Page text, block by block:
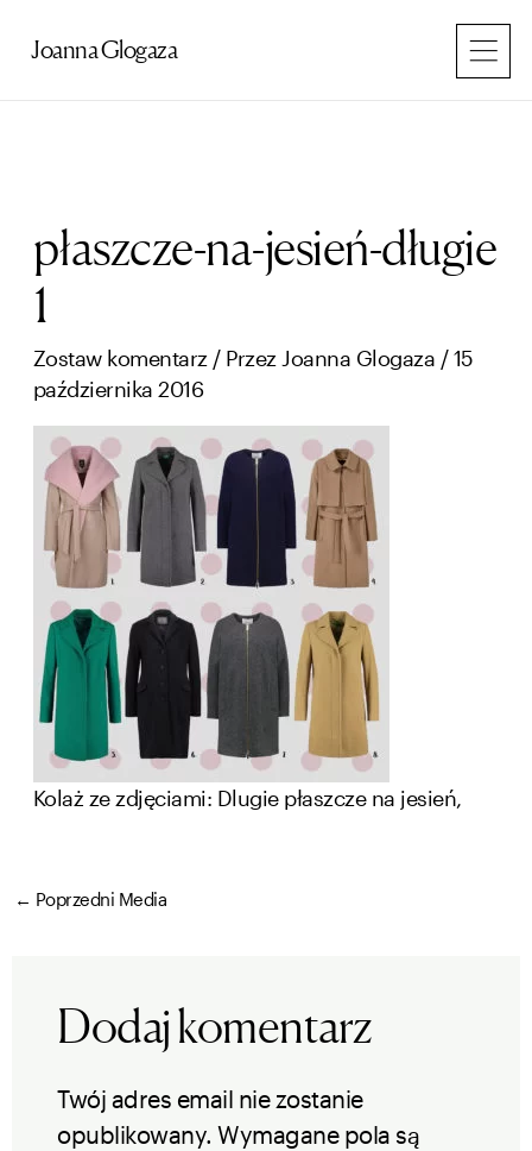
Joanna Glogaza
płaszcze-na-jesień-długie
1
Zostaw komentarz / PrzezJoanna Glogaza /15
października 2016
Kolaż ze zdjęciami: Dlugie płaszcze na jesień,
← Poprzedni Media
Dodaj komentarz
Twój adres email nie zostanie
opublikowany. Wymagane pola są